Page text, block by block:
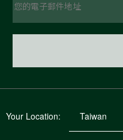
Your Location: